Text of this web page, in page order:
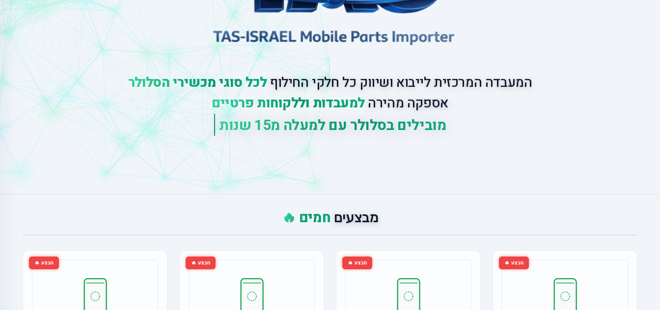
המעבדה המרכזית לייבוא ושיווק כל חלקי החילוףלכל סוגי מכשירי הסלולר
אספקה מהירהלמעבדות וללקוחות פרטיים
מובילים בסלולר עם למעלה מ15 שנות ניסיון
מבצעים חמים 🔥
מבצע 🔥 מבצע 🔥 מבצע 🔥 מבצע 🔥